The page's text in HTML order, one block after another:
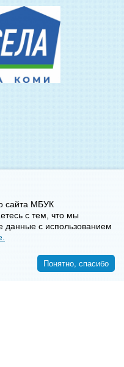
сайта МБУК
с тем, что мы
с использованием
Понятно, спасибо